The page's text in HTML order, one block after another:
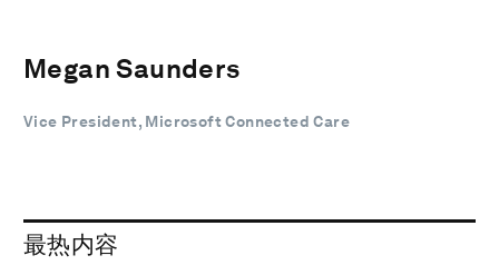
Megan Saunders
Vice President, Microsoft Connected Care
最热内容